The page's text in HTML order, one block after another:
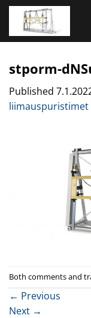
Skip
content
stporm-
Published
liimauspuristimet
Both comments and
← Previous
Next →